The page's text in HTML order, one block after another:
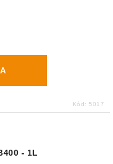
Kód: 5017
- 1L